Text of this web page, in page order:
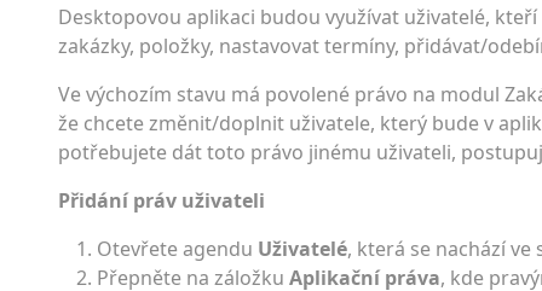
Desktopovou aplikaci budou využívat uživatelé,
zakázky, položky, nastavovat termíny, přidávat/
Ve výchozím stavu má povolené právo na modul
že chcete změnit/doplnit uživatele, který bude v
potřebujete dát toto právo jinému uživateli,
Přidání práv uživateli
Otevřete agendu Uživatelé, která se nachází
Přepněte na záložku Aplikační práva, kde